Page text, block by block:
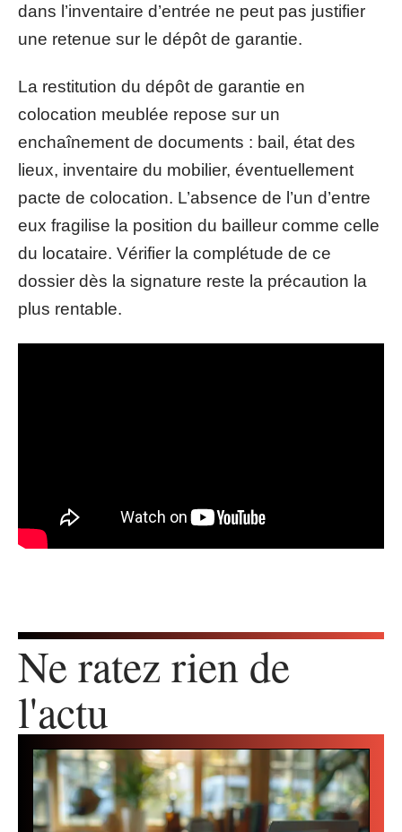
dans l’inventaire d’entrée ne peut pas justifier
une retenue sur le dépôt de garantie.
La restitution du dépôt de garantie en
colocation meublée repose sur un
enchaînement de documents : bail, état des
lieux, inventaire du mobilier, éventuellement
pacte de colocation. L’absence de l’un d’entre
eux fragilise la position du bailleur comme celle
du locataire. Vérifier la complétude de ce
dossier dès la signature reste la précaution la
plus rentable.
Ne ratez rien de
l'actu